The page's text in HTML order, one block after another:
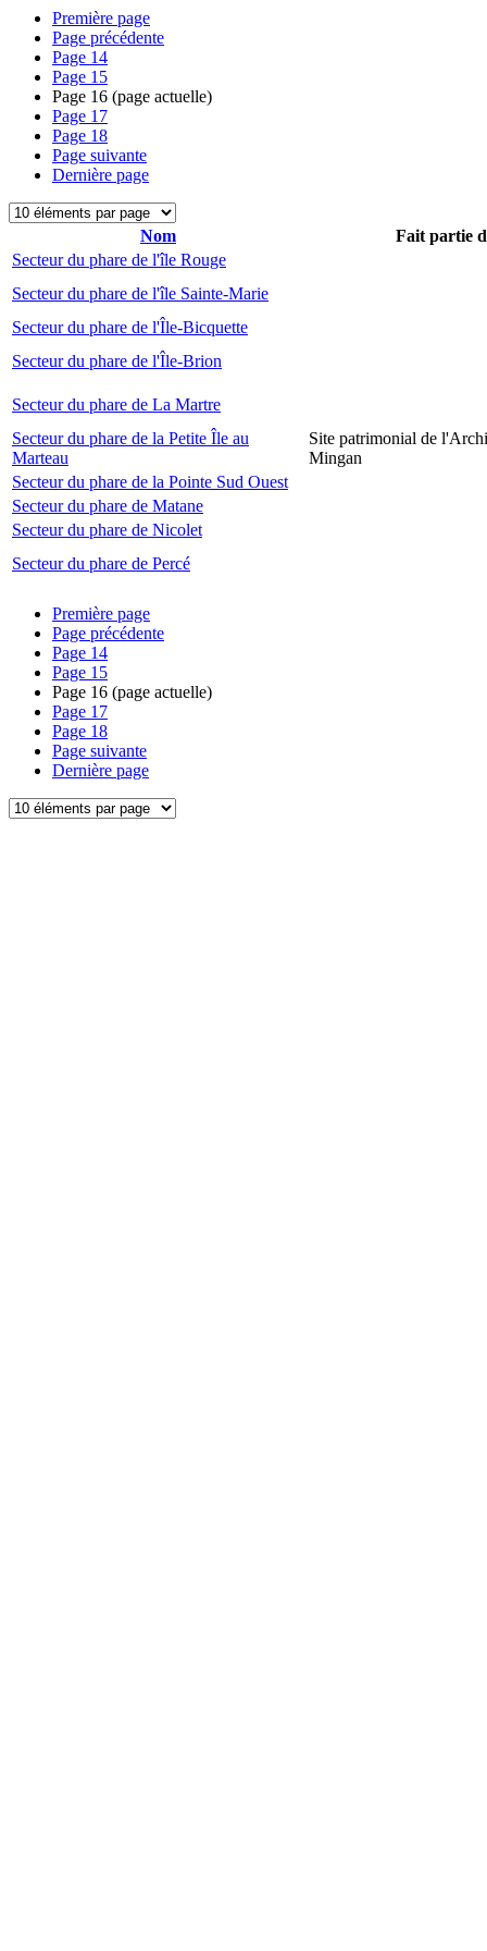
Première page
Page précédente
Page 14
Page 15
Page 16 (page actuelle)
Page 17
Page 18
Page suivante
Dernière page
Nom
Fait partie
Secteur du phare de l'île Rouge
Secteur du phare de l'île Sainte-Marie
Secteur du phare de l'Île-Bicquette
Secteur du phare de l'Île-Brion
Secteur du phare de La Martre
Secteur du phare de la Petite Île au
Marteau
Site patrimonial de
Mingan
Secteur du phare de la Pointe Sud Ouest
Secteur du phare de Matane
Secteur du phare de Nicolet
Secteur du phare de Percé
Première page
Page précédente
Page 14
Page 15
Page 16 (page actuelle)
Page 17
Page 18
Page suivante
Dernière page